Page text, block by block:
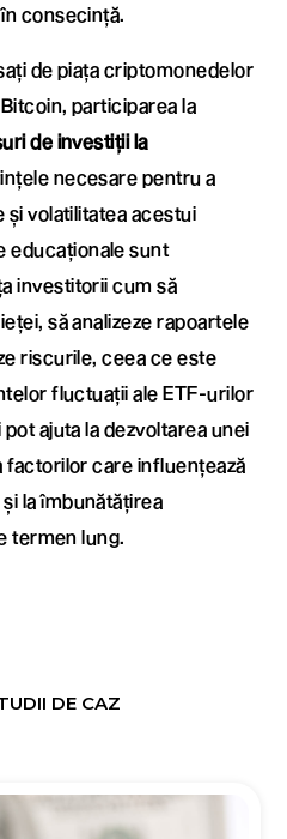
consecință.
de piața criptomonedelor
participarea la
de investiții la
necesare pentru a
și volatilitatea acestui
educaționale sunt
investitorii cum să
să analizeze rapoartele
riscurile, ceea ce este
fluctuații ale ETF-urilor
ajuta la dezvoltarea unei
factorilor care influențează
la îmbunătățirea
termen lung.
DE CAZ